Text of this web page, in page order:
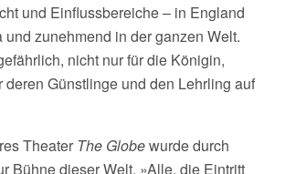
und Einflussbereiche – in England
und zunehmend in der ganzen Welt.
nicht nur für die Königin,
deren Günstlinge und den Lehrling auf
Theater The Globewurde durch
Bühne dieser Welt. »Alle, die Eintritt